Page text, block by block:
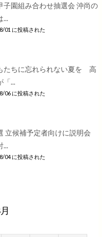
子園組み合わせ抽選会 沖尚の
...
01 に投稿された
たちに忘れられない夏を 高
「...
06 に投稿された
立候補予定者向けに説明会
...
04 に投稿された